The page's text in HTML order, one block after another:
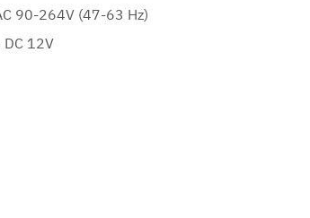
90-264V (47-63 Hz)
12V